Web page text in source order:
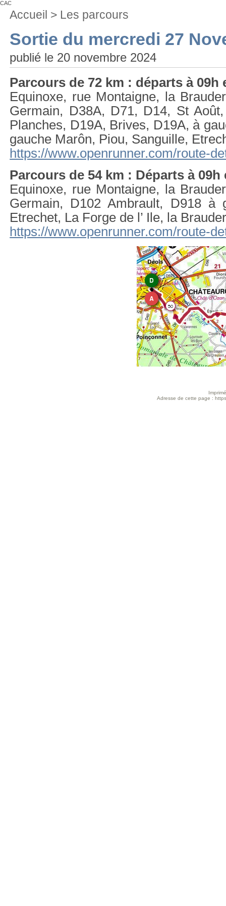
CAC
Vous
êtes
:
Accueil > Les parcours
Sortie du mercredi 27
publié le 20 novembre 2024
Parcours de 72 km : départs à 09h
Equinoxe, rue Montaigne, la
Germain, D38A, D71, D14, St
Planches, D19A, Brives, D19A, à
gauche Marôn, Piou, Sanguille,
https://www.openrunner.com/route-
Parcours de 54 km : Départs à 09h
Equinoxe, rue Montaigne, la
Germain, D102 Ambrault, D918 à
Etrechet, La Forge de l’ Ile, la
https://www.openrunner.com/route-
Adresse de cette page :